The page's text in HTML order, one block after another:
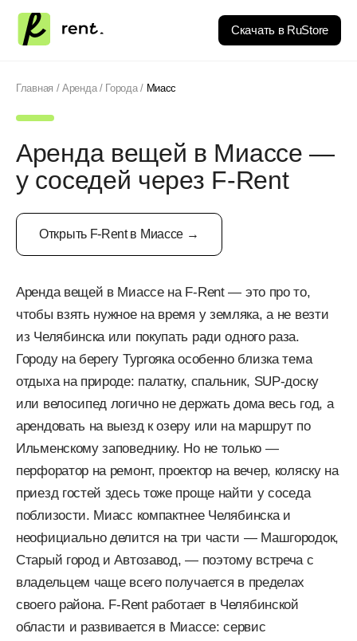
Скачать в RuStore
Главная /Аренда/ Города/ Миасс
Аренда вещей в Миассе —
у соседей через F-Rent
Открыть F-Rent в Миассе →
Аренда вещей в Миассе на F-Rent — это про то,
чтобы взять нужное на время у земляка, а не везти
из Челябинска или покупать ради одного раза.
Городу на берегу Тургояка особенно близка тема
отдыха на природе: палатку, спальник, SUP-доску
или велосипед логично не держать дома весь год, а
арендовать на выезд к озеру или на маршрут по
Ильменскому заповеднику. Но не только —
перфоратор на ремонт, проектор на вечер, коляску на
приезд гостей здесь тоже проще найти у соседа
поблизости. Миасс компактнее Челябинска и
неофициально делится на три части — Машгородок,
Старый город и Автозавод, — поэтому встреча с
владельцем чаще всего получается в пределах
своего района. F-Rent работает в Челябинской
области и развивается в Миассе: сервис